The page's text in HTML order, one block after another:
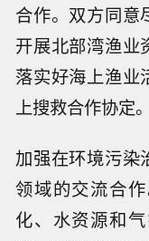
合作。双方同意
开展北部湾渔业
落实好海上渔业
上搜救合作协定。
加强在环境污染
领域的交流合
化、水资源和